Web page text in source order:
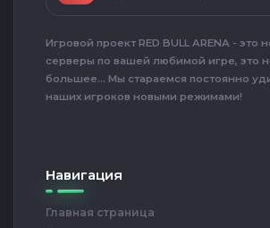
Игровой проект RED BULL ARENA - это
серверы по вашей любимой игре, это
большее... Мы стараемся постоянно
наших игроков новыми режимами!
Навигация
Главная страница